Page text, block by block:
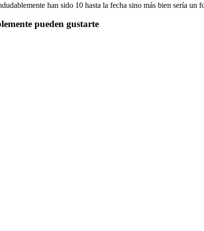
han sido 10 hasta la fecha sino más bien sería un
pueden gustarte